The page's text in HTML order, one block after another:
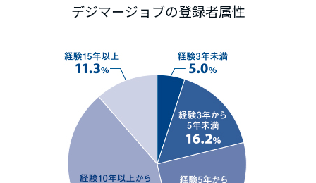
デジマージョブの登録者属性